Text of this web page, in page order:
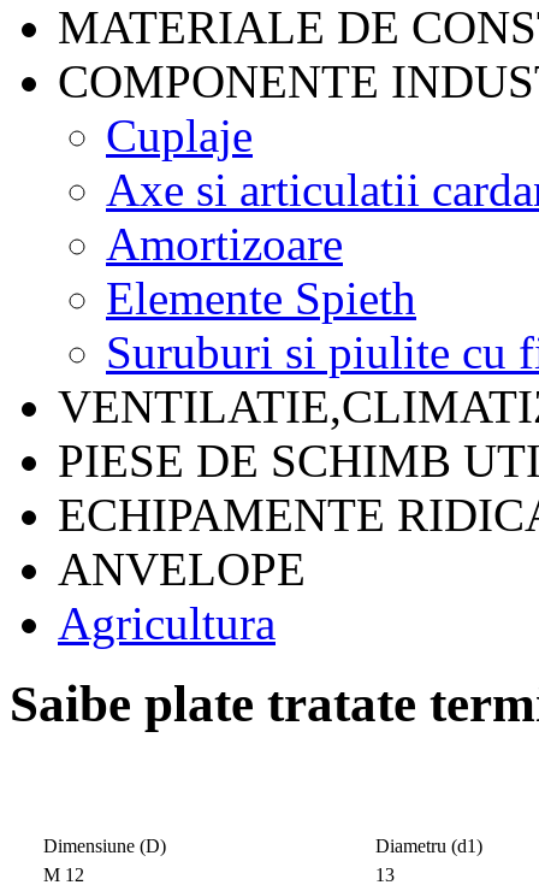
MATERIALE DE
COMPONENTE
Cuplaje
Axe si articulatii
Amortizoare
Elemente Spieth
Suruburi si piulite cu
PIESE DE SCHIMB
ECHIPAMENTE
ANVELOPE
Agricultura
Saibe plate tratate
Dimensiune (D)
Diametru (d1)
M 12
13